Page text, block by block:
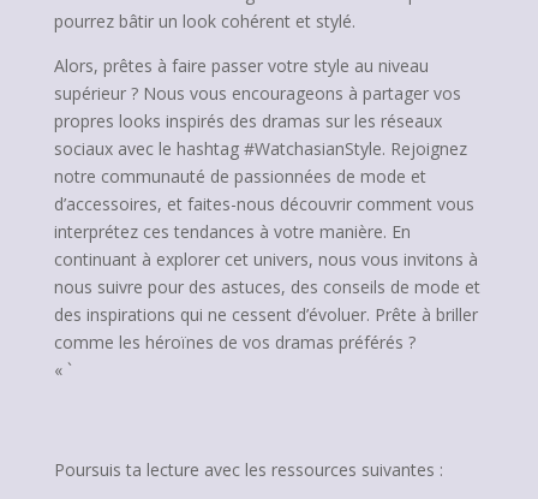
pourrez bâtir un look cohérent et stylé.
Alors, prêtes à faire passer votre style au niveau
supérieur ? Nous vous encourageons à partager vos
propres looks inspirés des dramas sur les réseaux
sociaux avec le hashtag #WatchasianStyle. Rejoignez
notre communauté de passionnées de mode et
d’accessoires, et faites-nous découvrir comment vous
interprétez ces tendances à votre manière. En
continuant à explorer cet univers, nous vous invitons à
nous suivre pour des astuces, des conseils de mode et
des inspirations qui ne cessent d’évoluer. Prête à briller
comme les héroïnes de vos dramas préférés ?
« `
Poursuis ta lecture avec les ressources suivantes :